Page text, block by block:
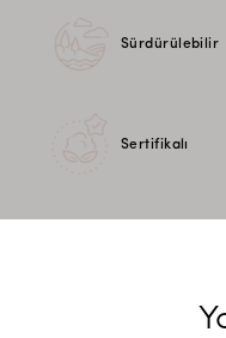
Sürdürülebilir
Sertifikalı